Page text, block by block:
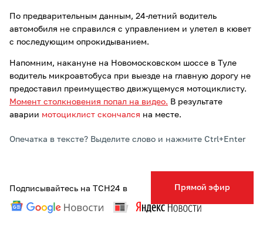
Прямой эфир
По предварительным данным, 24-летний водитель
автомобиля не справился с управлением и улетел в кювет
с последующим опрокидыванием.
Напомним, накануне на Новомосковском шоссе в Туле
водитель микроавтобуса при выезде на главную дорогу не
предоставил преимущество движущемуся мотоциклисту.
Момент столкновения попал на видео. В результате
аварии мотоциклист скончался на месте.
Опечатка в тексте? Выделите слово и нажмите Ctrl+Enter
Подписывайтесь на ТСН24 в